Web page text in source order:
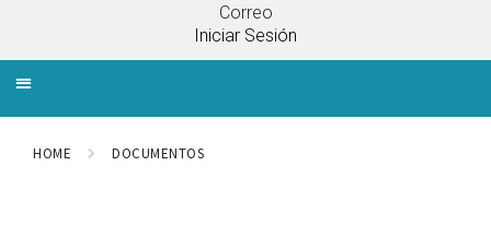
Correo
Iniciar Sesión
HOME DOCUMENTOS